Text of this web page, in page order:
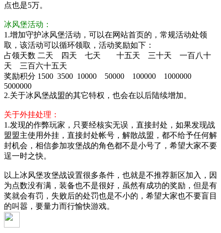
点也是5万。
冰风堡活动：
1.增加守护冰风堡活动，可以在网站首页的，常规活动处领
取，该活动可以循环领取，活动奖励如下：
占领天数 二天 四天 七天 十五天 三十天 一百八十
天 三百六十五天
奖励积分 1500 3500 10000 50000 100000 1000000
5000000
2.关于冰风堡战盟的其它特权，也会在以后陆续增加。
关于外挂处理：
1.发现的作弊玩家，只要经核实无误，直接封处，如果发现战
盟盟主使用外挂，直接封处帐号，解散战盟，都不给予任何解
封机会，相信参加攻堡战的角色都不是小号了，希望大家不要
逞一时之快。
以上冰风堡攻堡战设置很多条件，也就是不推荐新区加入，因
为点数没有满，装备也不是很好，虽然有成功的奖励，但是有
奖就会有罚，失败后的处罚也是不小的，希望大家也不要盲目
的叫嚣，要量力而行愉快游戏。